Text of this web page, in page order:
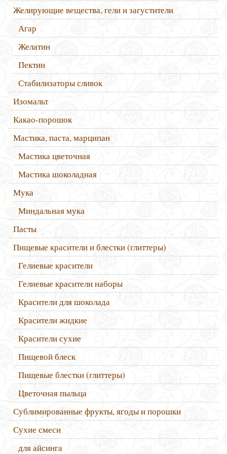
Желирующие вещества, гели и загустители
Агар
Желатин
Пектин
Стабилизаторы сливок
Изомальт
Какао-порошок
Мастика, паста, марципан
Мастика цветочная
Мастика шоколадная
Мука
Миндальная мука
Пасты
Пищевые красители и блестки (глиттеры)
Гелиевые красители
Гелиевые красители наборы
Красители для шоколада
Красители жидкие
Красители сухие
Пищевой блеск
Пищевые блестки (глиттеры)
Цветочная пыльца
Сублимированные фрукты, ягоды и порошки
Сухие смеси
для айсинга